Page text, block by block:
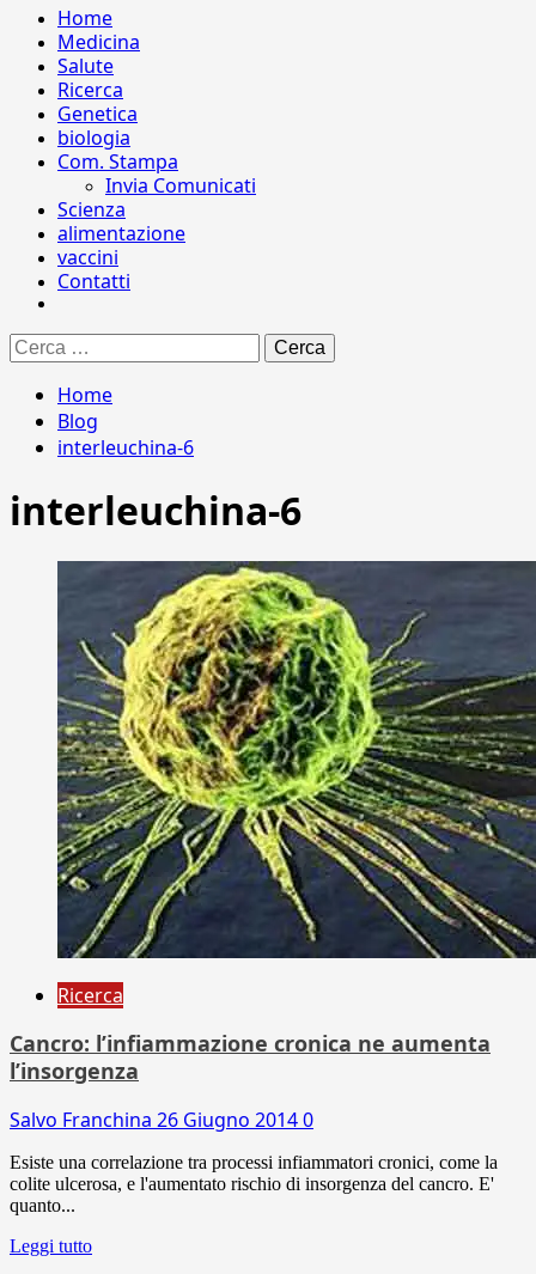
Home
Medicina
Salute
Ricerca
Genetica
biologia
Com. Stampa
Invia Comunicati
Scienza
alimentazione
vaccini
Contatti
Ricerca
per:
Home
Blog
interleuchina-6
interleuchina-6
Ricerca
Cancro: l’infiammazione cronica ne aumenta
l’insorgenza
Salvo Franchina 26 Giugno 20140
Esiste una correlazione tra processi infiammatori cronici, come la
colite ulcerosa, e l'aumentato rischio di insorgenza del cancro. E'
quanto...
Leggi tutto